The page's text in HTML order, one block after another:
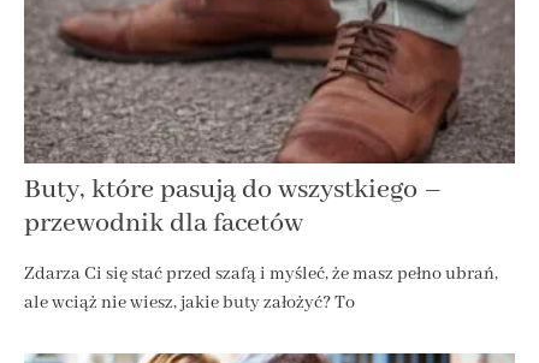
Buty, które pasują do wszystkiego –
przewodnik dla facetów
Zdarza Ci się stać przed szafą i myśleć, że masz pełno ubrań,
ale wciąż nie wiesz, jakie buty założyć? To